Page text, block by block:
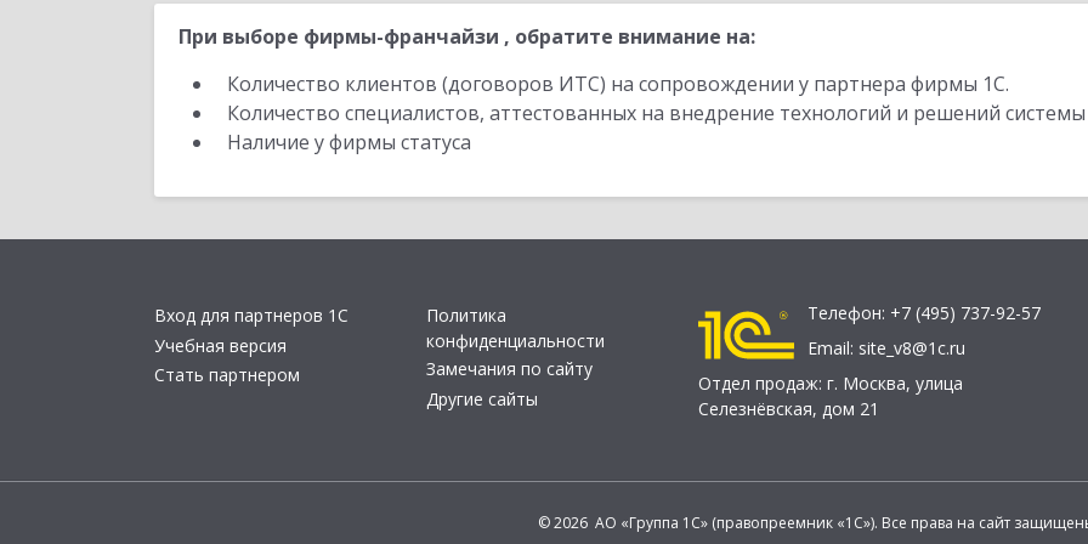
При выборе фирмы-франчайзи , обратите внимание на:
Количество клиентов (договоров ИТС) на сопровождении у партнера фирмы 1С.
Количество специалистов, аттестованных на внедрение технологий и решений
Наличие у фирмы статуса
Вход для партнеров 1С
Учебная версия
Стать партнером
Политика
конфиденциальности
Замечания по сайту
Другие сайты
Телефон: +7 (495) 737-92-57
Email: site_v8@1c.ru
Отдел продаж: г. Москва, улица
Селезнёвская, дом 21
© 2026 АО «Группа 1С» (правопреемник «1С»). Все права на сайт